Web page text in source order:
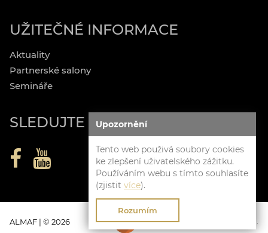
UŽITEČNÉ INFORMACE
Aktuality
Partnerské salony
Semináře
SLEDUJTE NÁS
ALMAF | © 2026 Clevero.Chytrý eshop na míru.
Upozornění
Tento web použivá soubory cookies
ke zlepšení uživatelského zážitku.
Používáním webu s tímto souhlasíte
(zjistit více).
Rozumím